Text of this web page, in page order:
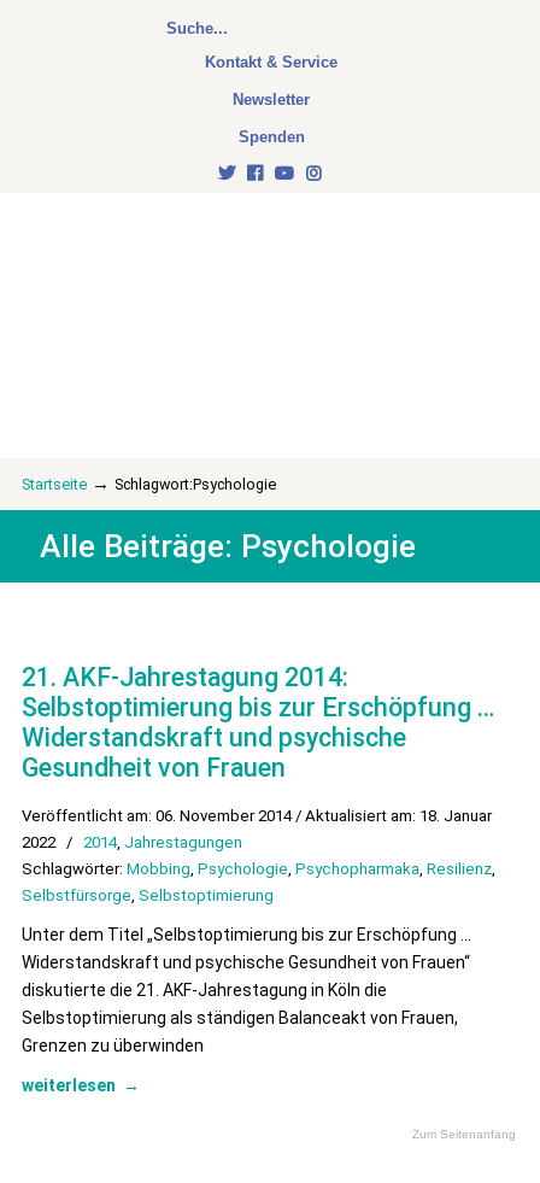
Kontakt & Service
Newsletter
Spenden
Startseite → Schlagwort:Psychologie
Alle Beiträge: Psychologie
21. AKF-Jahrestagung 2014:
Selbstoptimierung bis zur Erschöpfung …
Widerstandskraft und psychische
Gesundheit von Frauen
Veröffentlicht am: 06. November 2014 / Aktualisiert am: 18. Januar
2022 / 2014, Jahrestagungen
Schlagwörter: Mobbing, Psychologie, Psychopharmaka, Resilienz,
Selbstfürsorge, Selbstoptimierung
Unter dem Titel „Selbstoptimierung bis zur Erschöpfung …
Widerstandskraft und psychische Gesundheit von Frauen“
diskutierte die 21. AKF-Jahrestagung in Köln die
Selbstoptimierung als ständigen Balanceakt von Frauen,
Grenzen zu überwinden
weiterlesen →
Zum Seitenanfang